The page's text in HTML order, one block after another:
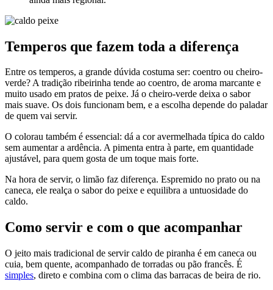
Temperos que fazem toda a diferença
Entre os temperos, a grande dúvida costuma ser: coentro ou cheiro-
verde? A tradição ribeirinha tende ao coentro, de aroma marcante e
muito usado em pratos de peixe. Já o cheiro-verde deixa o sabor
mais suave. Os dois funcionam bem, e a escolha depende do paladar
de quem vai servir.
O colorau também é essencial: dá a cor avermelhada típica do caldo
sem aumentar a ardência. A pimenta entra à parte, em quantidade
ajustável, para quem gosta de um toque mais forte.
Na hora de servir, o limão faz diferença. Espremido no prato ou na
caneca, ele realça o sabor do peixe e equilibra a untuosidade do
caldo.
Como servir e com o que acompanhar
O jeito mais tradicional de servir caldo de piranha é em caneca ou
cuia, bem quente, acompanhado de torradas ou pão francês. É
simples, direto e combina com o clima das barracas de beira de rio.